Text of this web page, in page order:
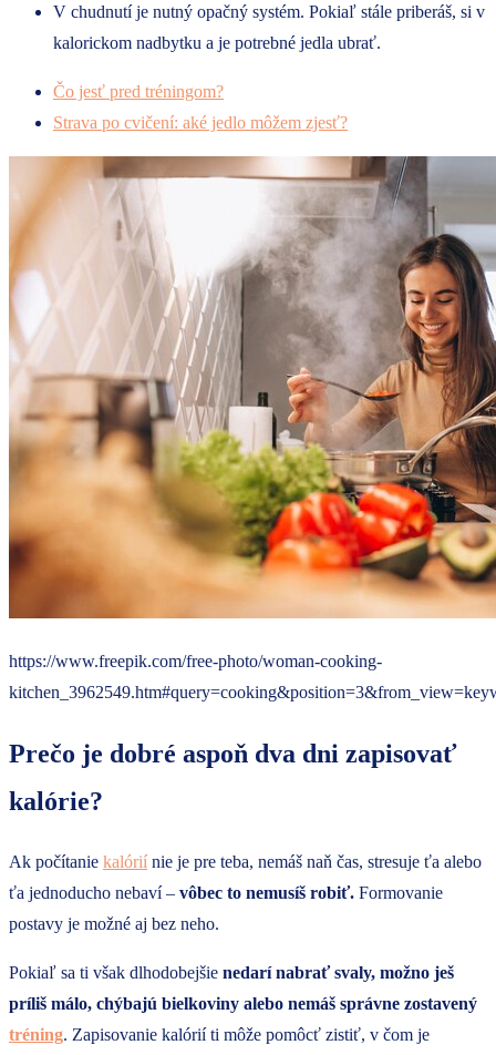
V chudnutí je nutný opačný systém. Pokiaľ stále priberáš, si v
kalorickom nadbytku a je potrebné jedla ubrať.
Čo jesť pred tréningom?
Strava po cvičení: aké jedlo môžem zjesť?
https://www.freepik.com/free-photo/woman-cooking-
Prečo je dobré aspoň dva dni zapisovať
kalórie?
Ak počítanie kalórií nie je pre teba, nemáš naň čas, stresuje ťa alebo
ťa jednoducho nebaví – vôbec to nemusíš robiť. Formovanie
postavy je možné aj bez neho.
Pokiaľ sa ti však dlhodobejšie nedarí nabrať svaly, možno ješ
príliš málo, chýbajú bielkoviny alebo nemáš správne zostavený
tréning. Zapisovanie kalórií ti môže pomôcť zistiť, v čom je